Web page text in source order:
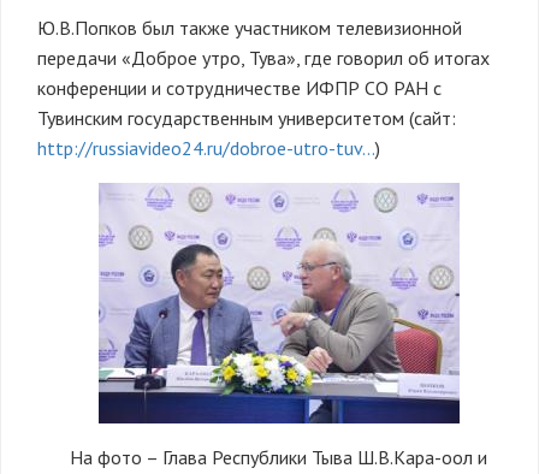
Ю.В.Попков был также участником телевизионной
передачи «Доброе утро, Тува», где говорил об итогах
конференции и сотрудничестве ИФПР СО РАН с
Тувинским государственным университетом (сайт:
http://russiavideo24.ru/dobroe-utro-tuv…)
На фото – Глава Республики Тыва Ш.В.Кара-оол и